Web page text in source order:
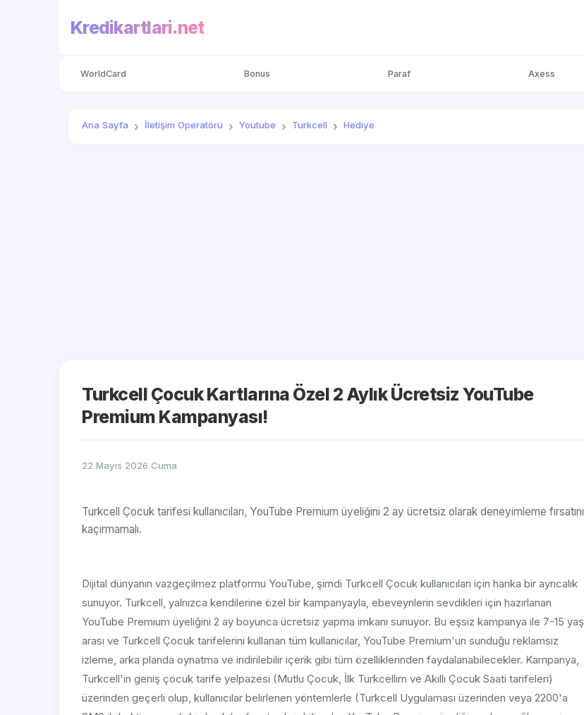
Kredikartlari.net
WorldCard Bonus Paraf Axess
Ana Sayfa İletişim Operatörü Youtube Turkcell Hediye
Turkcell Çocuk Kartlarına Özel 2 Aylık Ücretsiz YouTube
Premium Kampanyası!
22 Mayıs 2026 Cuma
Turkcell Çocuk tarifesi kullanıcıları, YouTube Premium üyeliğini 2 ay ücretsiz olarak deneyimleme fırsatını
kaçırmamalı.
Dijital dünyanın vazgeçilmez platformu YouTube, şimdi Turkcell Çocuk kullanıcıları için harika bir ayrıcalık
sunuyor. Turkcell, yalnızca kendilerine özel bir kampanyayla, ebeveynlerin sevdikleri için hazırlanan
YouTube Premium üyeliğini 2 ay boyunca ücretsiz yapma imkanı sunuyor. Bu eşsiz kampanya ile 7-15 yaş
arası ve Turkcell Çocuk tarifelerini kullanan tüm kullanıcılar, YouTube Premium'un sunduğu reklamsız
izleme, arka planda oynatma ve indirilebilir içerik gibi tüm özelliklerinden faydalanabilecekler. Kampanya,
Turkcell'in geniş çocuk tarife yelpazesi (Mutlu Çocuk, İlk Turkcellim ve Akıllı Çocuk Saati tarifeleri)
üzerinden geçerli olup, kullanıcılar belirlenen yöntemlerle (Turkcell Uygulaması üzerinden veya 2200'a